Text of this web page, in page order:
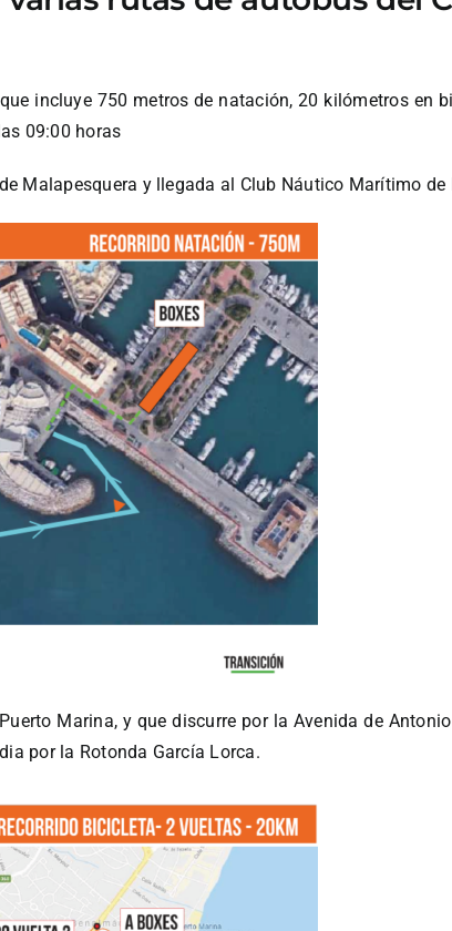
incluye 750 metros de natación, 20 kilómetros en
09:00 horas
Malapesquera y llegada al Club Náutico Marítimo de
Marina, y que discurre por la Avenida de
por la Rotonda García Lorca.